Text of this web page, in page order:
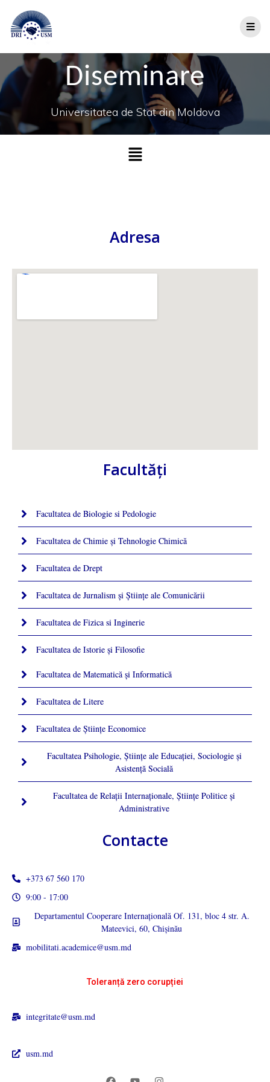
Diseminare
Universitatea de Stat din Moldova
Adresa
Facultăţi
Facultatea de Biologie si Pedologie
Facultatea de Chimie şi Tehnologie Chimică
Facultatea de Drept
Facultatea de Jurnalism şi Ştiinţe ale Comunicării
Facultatea de Fizica si Inginerie
Facultatea de Istorie şi Filosofie
Facultatea de Matematică şi Informatică
Facultatea de Litere
Facultatea de Științe Economice
Facultatea Psihologie, Ştiinţe ale Educaţiei, Sociologie și
Asistență Socială
Facultatea de Relaţii Internaţionale, Ştiinţe Politice şi
Administrative
Contacte
+373 67 560 170
9:00 - 17:00
Departamentul Cooperare Internațională Of. 131, bloc 4 str. A.
Mateevici, 60, Chișinău
mobilitati.academice@usm.md
Toleranță zero corupției
integritate@usm.md
usm.md